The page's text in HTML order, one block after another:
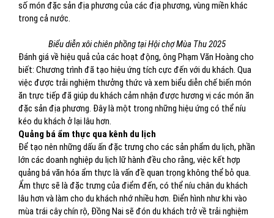
số món đặc sản địa phương của các địa phương, vùng miền khác
trong cả nước.
Biểu diễn xôi chiên phồng tại Hội chợ Mùa Thu 2025
Đánh giá về hiệu quả của các hoạt động, ông Phạm Văn Hoàng cho
biết: Chương trình đã tạo hiệu ứng tích cực đến với du khách. Qua
việc được trải nghiệm thưởng thức và xem biểu diễn chế biến món
ăn trực tiếp đã giúp du khách cảm nhận được hương vị các món ăn
đặc sản địa phương. Đây là một trong những hiệu ứng có thể níu
kéo du khách ở lại lâu hơn.
Quảng bá ẩm thực qua kênh du lịch
Để tạo nên những dấu ấn đặc trưng cho các sản phẩm du lịch, phần
lớn các doanh nghiệp du lịch lữ hành đều cho rằng, việc kết hợp
quảng bá văn hóa ẩm thực là vấn đề quan trọng không thể bỏ qua.
Ẩm thực sẽ là đặc trưng của điểm đến, có thể níu chân du khách
lâu hơn và làm cho du khách nhớ nhiều hơn. Điển hình như khi vào
mùa trái cây chín rộ, Đồng Nai sẽ đón du khách trở về trải nghiệm